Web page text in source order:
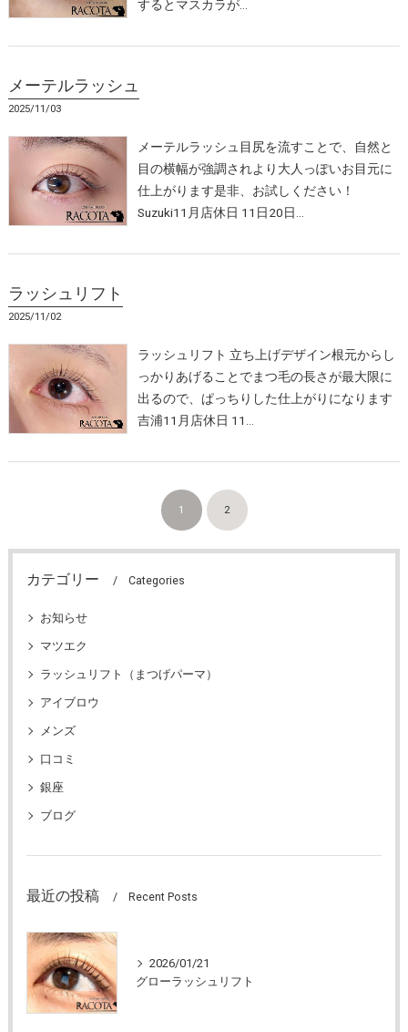
するとマスカラが…
メーテルラッシュ
2025/11/03
メーテルラッシュ目尻を流すことで、自然と
目の横幅が強調されより大人っぽいお目元に
仕上がります是非、お試しください！
Suzuki11月店休日 11日20日…
ラッシュリフト
2025/11/02
ラッシュリフト 立ち上げデザイン根元からし
っかりあげることでまつ毛の長さが最大限に
出るので、ぱっちりした仕上がりになります
吉浦11月店休日 11…
1 2
カテゴリー Categories
お知らせ
マツエク
ラッシュリフト（まつげパーマ）
アイブロウ
メンズ
口コミ
銀座
ブログ
最近の投稿 Recent Posts
2026/01/21
グローラッシュリフト